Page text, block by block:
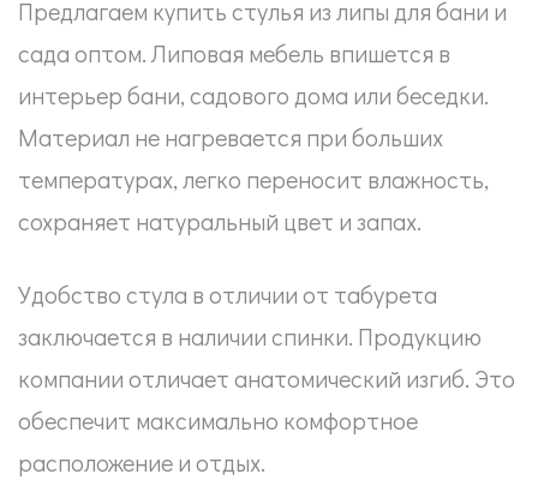
Предлагаем купить стулья из липы для бани и
сада оптом. Липовая мебель впишется в
интерьер бани, садового дома или беседки.
Материал не нагревается при больших
температурах, легко переносит влажность,
сохраняет натуральный цвет и запах.
Удобство стула в отличии от табурета
заключается в наличии спинки. Продукцию
компании отличает анатомический изгиб. Это
обеспечит максимально комфортное
расположение и отдых.